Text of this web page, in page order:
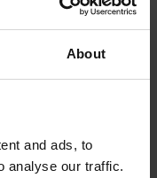
About
and ads, to
analyse our traffic.